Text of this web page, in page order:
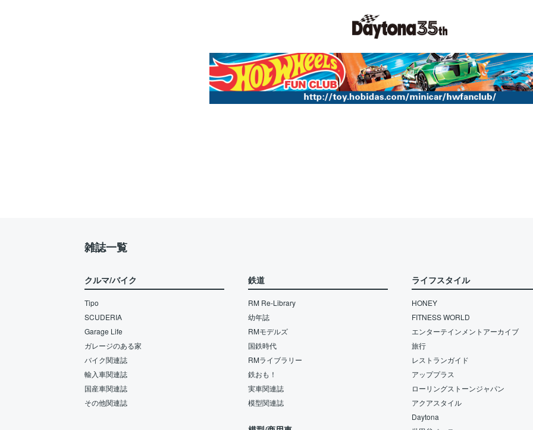
雑誌一覧
クルマ/バイク
Tipo
SCUDERIA
Garage Life
ガレージのある家
バイク関連誌
輸入車関連誌
国産車関連誌
その他関連誌
鉄道
RM Re-Library
幼年誌
RMモデルズ
国鉄時代
RMライブラリー
鉄おも！
実車関連誌
模型関連誌
ライフスタイル
HONEY
FITNESS WORLD
エンターテインメントアーカイブ
旅行
レストランガイド
アッププラス
ローリングストーンジャパン
アクアスタイル
Daytona